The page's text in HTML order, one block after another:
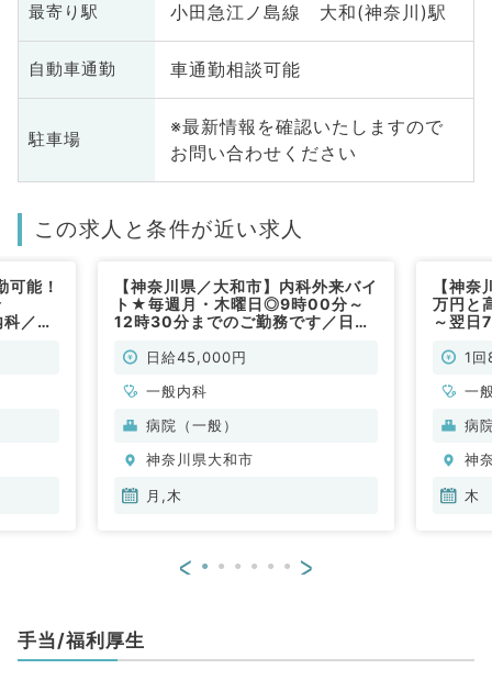
最寄り駅 小田急江ノ島線 大和(神奈川)駅
自動車通勤 車通勤相談可能
駐車場
※最新情報を確認いたしますので
お問い合わせください
この求人と条件が近い求人
可能！
／非
【神奈川県／大和市】内科外来バイ
ト★毎週月・木曜日◎9時00分～
12時30分までのご勤務です／日給
務です（一般内科／非常勤）
日給45,000円
一般内科
病院（一般）
神奈川県大和市
月,木
【神
万円と
～翌日
徒歩2
1
一
病
神
木
< >
手当/福利厚生